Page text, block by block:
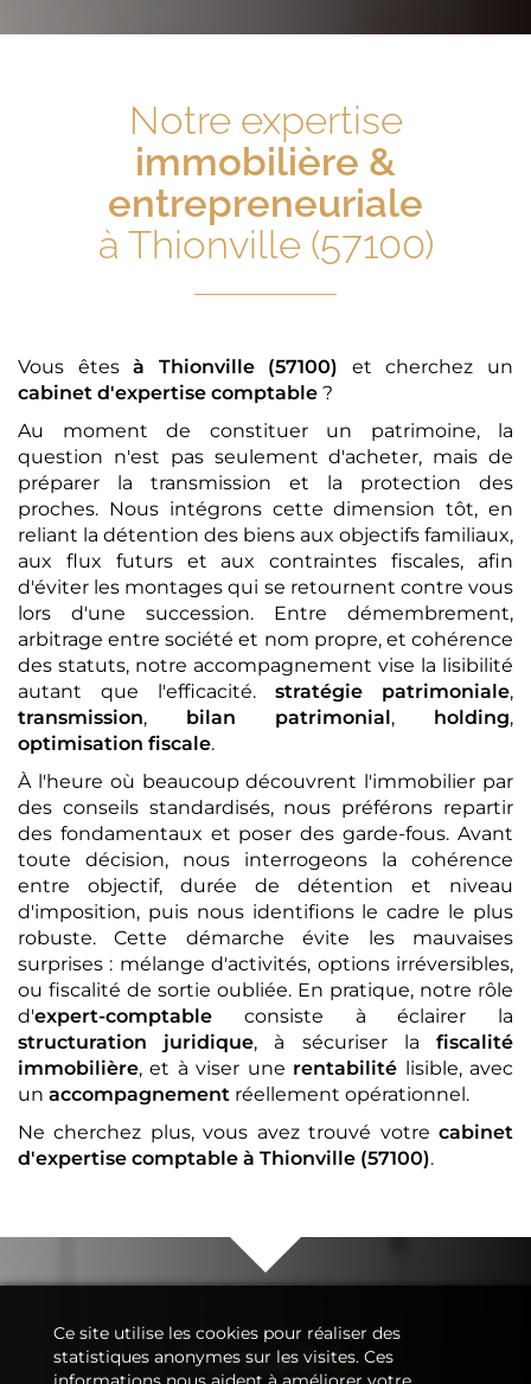
Notre expertise
immobilière &
entrepreneuriale
à Thionville (57100)
Vous êtesà Thionville (57100) et cherchez un
cabinet d'expertise comptable ?
Au moment de constituer un patrimoine, la
question n'est pas seulement d'acheter, mais de
préparer la transmission et la protection des
proches. Nous intégrons cette dimension tôt, en
reliant la détention des biens aux objectifs familiaux,
aux flux futurs et aux contraintes fiscales, afin
d'éviter les montages qui se retournent contre vous
lors d'une succession. Entre démembrement,
arbitrage entre société et nom propre, et cohérence
des statuts, notre accompagnement vise la lisibilité
autant que l'efficacité. stratégie patrimoniale,
transmission, bilan patrimonial, holding,
optimisation fiscale.
À l'heure où beaucoup découvrent l'immobilier par
des conseils standardisés, nous préférons repartir
des fondamentaux et poser des garde-fous. Avant
toute décision, nous interrogeons la cohérence
entre objectif, durée de détention et niveau
d'imposition, puis nous identifions le cadre le plus
robuste. Cette démarche évite les mauvaises
surprises : mélange d'activités, options irréversibles,
ou fiscalité de sortie oubliée. En pratique, notre rôle
d'expert-comptable consiste à éclairer la
structuration juridique, à sécuriser lafiscalité
immobilière, et à viser une rentabilité lisible, avec
un accompagnement réellement opérationnel.
Ne cherchez plus, vous avez trouvé votre cabinet
d'expertise comptable à Thionville (57100).
Conseil&
Ce site utilise les cookies pour réaliser des
statistiques anonymes sur les visites. Ces